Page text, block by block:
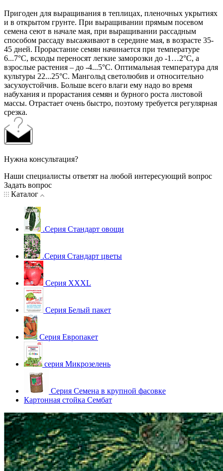
Пригоден для выращивания в теплицах, пленочных укрытиях
и в открытом грунте. При выращивании прямым посевом
семена сеют в начале мая, при выращивании рассадным
способом рассаду высаживают в середине мая, в возрасте 35-
45 дней. Прорастание семян начинается при температуре
6...7°C, всходы переносят легкие заморозки до -1…2°C, а
взрослые растения – до -4...5°C. Оптимальная темпе­ратура для
культуры 22...25°C. Мангольд светолюбив и относительно
засухоустойчив. Больше всего влаги ему надо во время
набухания и прорастания семян и бурного роста листовой
массы. Отрастает очень быстро, поэтому требуется регулярная
срезка.
Нужна консультация?
Наши специалисты ответят на любой интересующий вопрос
Задать вопрос
Каталог
.Серия Стандарт овощи
.Серия Стандарт цветы
Серия XXXL
Серия Белый пакет
Серия Европакет
серия Микрозелень
Серия Семена в крупной фасовке
Картонная стойка Сембат